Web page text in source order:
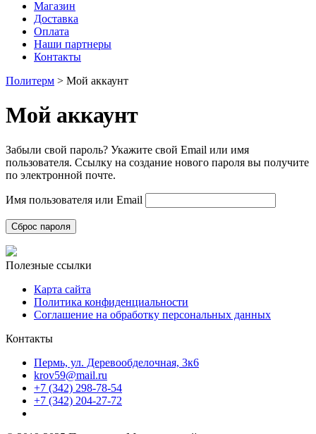
Магазин
Доставка
Оплата
Наши партнеры
Контакты
Политерм > Мой аккаунт
Мой аккаунт
Забыли свой пароль? Укажите свой Email или имя
пользователя. Ссылку на создание нового пароля вы получите
по электронной почте.
Имя пользователя или Email
Сброс пароля
Полезные ссылки
Карта сайта
Политика конфиденциальности
Соглашение на обработку персональных данных
Контакты
Пермь, ул. Деревообделочная, 3к6
krov59@mail.ru
+7 (342) 298-78-54
+7 (342) 204-27-72